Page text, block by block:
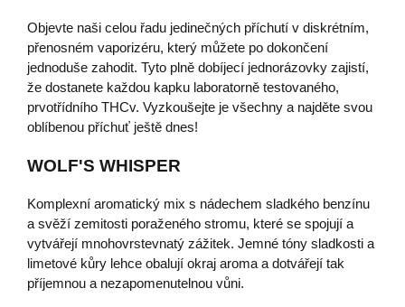
Objevte naši celou řadu jedinečných příchutí v diskrétním,
přenosném vaporizéru, který můžete po dokončení
jednoduše zahodit. Tyto plně dobíjecí jednorázovky zajistí,
že dostanete každou kapku laboratorně testovaného, ​​
prvotřídního THCv. Vyzkoušejte je všechny a najděte svou
oblíbenou příchuť ještě dnes!
WOLF'S WHISPER
Komplexní aromatický mix s nádechem sladkého benzínu
a svěží zemitosti poraženého stromu, které se spojují a
vytvářejí mnohovrstevnatý zážitek. Jemné tóny sladkosti a
limetové kůry lehce obalují okraj aroma a dotvářejí tak
příjemnou a nezapomenutelnou vůni.